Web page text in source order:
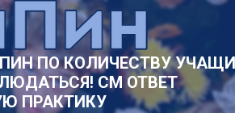
ПО КОЛИЧЕСТВУ
СМ ОТВЕТ
ПРАКТИКУ